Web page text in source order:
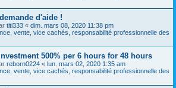
d'aide !
titi333 « dim. mars 08, 2020 11:38 pm
vente, vice cachés, responsabilité professionnelle des
500% per 6 hours for 48 hours
reborn0224 « lun. mars 02, 2020 1:35 am
vente, vice cachés, responsabilité professionnelle des